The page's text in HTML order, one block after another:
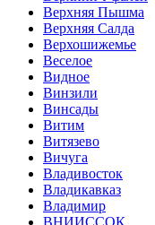
Верхняя Пышма
Верхняя Салда
Верхошижемье
Веселое
Видное
Винзили
Винсады
Витим
Витязево
Вичуга
Владивосток
Владикавказ
Владимир
ВНИИССОК